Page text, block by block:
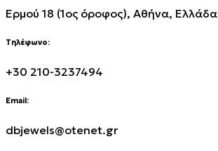
Ερμού 18 (1ος όροφος), Αθήνα, Ελλάδα
Τηλέφωνο:
+30 210-3237494
Email:
dbjewels@otenet.gr